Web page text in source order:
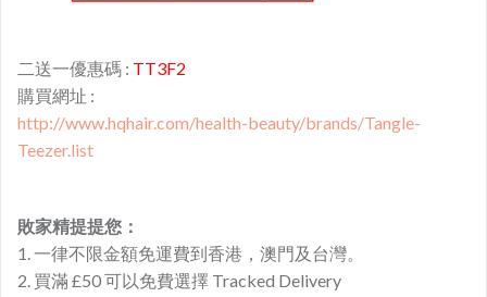
二送一優惠碼 : TT3F2
購買網址 :
http://www.hqhair.com/health-beauty/brands/Tangle-
Teezer.list
敗家精提提您：
1. 一律不限金額免運費到香港，澳門及台灣。
2. 買滿 £50 可以免費選擇 Tracked Delivery